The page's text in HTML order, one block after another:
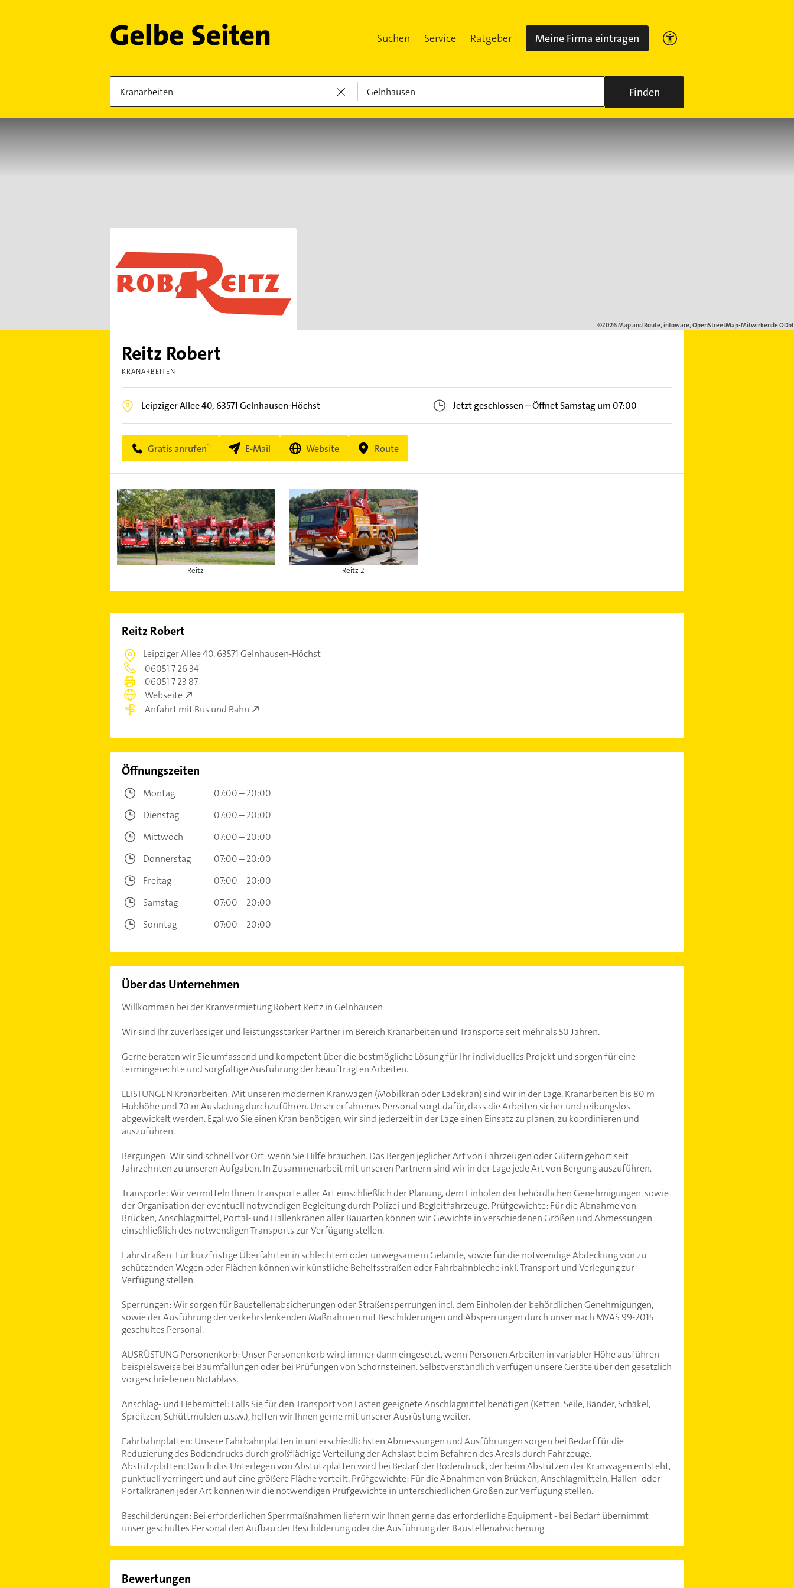
Suchen Service Ratgeber Meine Firma eintragen
Finden
Reitz Robert
KRANARBEITEN
Leipziger Allee 40, 63571Gelnhausen-Höchst Jetzt geschlossen–Öffnet Samstag um 07:00
Gratis anrufen E-Mail Website Route
Reitz Reitz 2
Reitz Robert
Leipziger Allee 40,63571 Gelnhausen-Höchst
06051 7 26 34
06051 7 23 87
Webseite
Anfahrt mit Bus und Bahn
Öffnungszeiten
Montag
07:00 – 20:00
Dienstag
07:00 – 20:00
Mittwoch
07:00 – 20:00
Donnerstag
07:00 – 20:00
Freitag
07:00 – 20:00
Samstag
07:00 – 20:00
Sonntag
07:00 – 20:00
Über das Unternehmen
Willkommen bei der Kranvermietung Robert Reitz in Gelnhausen
Wir sind Ihr zuverlässiger und leistungsstarker Partner im Bereich Kranarbeiten und Transporte seit mehr als 50 Jahren.
Gerne beraten wir Sie umfassend und kompetent über die bestmögliche Lösung für Ihr individuelles Projekt und sorgen für eine
termingerechte und sorgfältige Ausführung der beauftragten Arbeiten.
LEISTUNGEN Kranarbeiten: Mit unseren modernen Kranwagen (Mobilkran oder Ladekran) sind wir in der Lage, Kranarbeiten bis 80 m
Hubhöhe und 70 m Ausladung durchzuführen. Unser erfahrenes Personal sorgt dafür, dass die Arbeiten sicher und reibungslos
abgewickelt werden. Egal wo Sie einen Kran benötigen, wir sind jederzeit in der Lage einen Einsatz zu planen, zu koordinieren und
auszuführen.
Bergungen: Wir sind schnell vor Ort, wenn Sie Hilfe brauchen. Das Bergen jeglicher Art von Fahrzeugen oder Gütern gehört seit
Jahrzehnten zu unseren Aufgaben. In Zusammenarbeit mit unseren Partnern sind wir in der Lage jede Art von Bergung auszuführen.
Transporte: Wir vermitteln Ihnen Transporte aller Art einschließlich der Planung, dem Einholen der behördlichen Genehmigungen, sowie
der Organisation der eventuell notwendigen Begleitung durch Polizei und Begleitfahrzeuge. Prüfgewichte: Für die Abnahme von
Brücken, Anschlagmittel, Portal- und Hallenkränen aller Bauarten können wir Gewichte in verschiedenen Größen und Abmessungen
einschließlich des notwendigen Transports zur Verfügung stellen.
Fahrstraßen: Für kurzfristige Überfahrten in schlechtem oder unwegsamem Gelände, sowie für die notwendige Abdeckung von zu
schützenden Wegen oder Flächen können wir künstliche Behelfsstraßen oder Fahrbahnbleche inkl. Transport und Verlegung zur
Verfügung stellen.
Sperrungen: Wir sorgen für Baustellenabsicherungen oder Straßensperrungen incl. dem Einholen der behördlichen Genehmigungen,
sowie der Ausführung der verkehrslenkenden Maßnahmen mit Beschilderungen und Absperrungen durch unser nach MVAS 99-2015
geschultes Personal.
AUSRÜSTUNG Personenkorb: Unser Personenkorb wird immer dann eingesetzt, wenn Personen Arbeiten in variabler Höhe ausführen -
beispielsweise bei Baumfällungen oder bei Prüfungen von Schornsteinen. Selbstverständlich verfügen unsere Geräte über den gesetzlich
vorgeschriebenen Notablass.
Anschlag- und Hebemittel: Falls Sie für den Transport von Lasten geeignete Anschlagmittel benötigen (Ketten, Seile, Bänder, Schäkel,
Spreitzen, Schüttmulden u.s.w.), helfen wir Ihnen gerne mit unserer Ausrüstung weiter.
Fahrbahnplatten: Unsere Fahrbahnplatten in unterschiedlichsten Abmessungen und Ausführungen sorgen bei Bedarf für die
Reduzierung des Bodendrucks durch großflächige Verteilung der Achslast beim Befahren des Areals durch Fahrzeuge.
Abstützplatten: Durch das Unterlegen von Abstützplatten wird bei Bedarf der Bodendruck, der beim Abstützen der Kranwagen entsteht,
punktuell verringert und auf eine größere Fläche verteilt. Prüfgewichte: Für die Abnahmen von Brücken, Anschlagmitteln, Hallen- oder
Portalkränen jeder Art können wir die notwendigen Prüfgewichte in unterschiedlichen Größen zur Verfügung stellen.
Beschilderungen: Bei erforderlichen Sperrmaßnahmen liefern wir Ihnen gerne das erforderliche Equipment - bei Bedarf übernimmt
unser geschultes Personal den Aufbau der Beschilderung oder die Ausführung der Baustellenabsicherung.
Bewertungen